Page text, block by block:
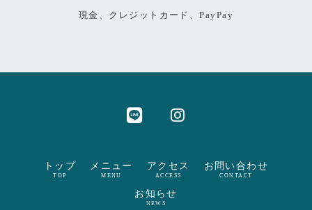
現金、クレジットカード、PayPay
トップ
TOP
メニュー
MENU
アクセス
ACCESS
お問い合わせ
CONTACT
お知らせ
NEWS